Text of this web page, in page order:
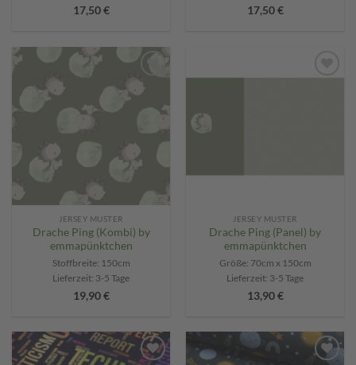
17,50€ 17,50€
Add to
wishlist
JERSEY MUSTER
Drache Ping (Kombi) by
emmapünktchen
Stoffbreite: 150cm
Lieferzeit: 3-5 Tage
19,90€
JERSEY MUSTER
Drache Ping (Panel) by
emmapünktchen
Größe: 70cm x 150cm
Lieferzeit: 3-5 Tage
13,90€